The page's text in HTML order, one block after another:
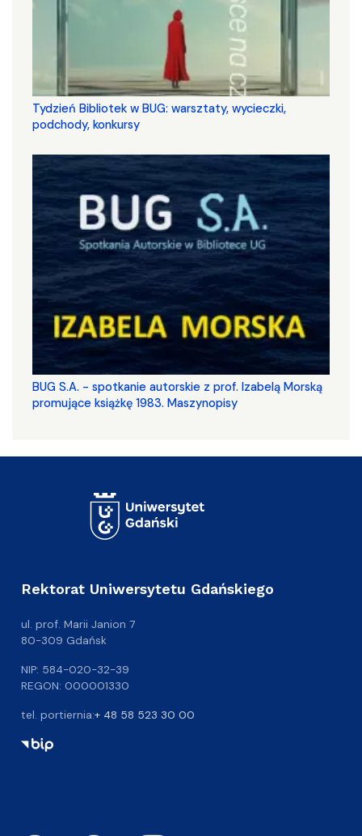
Tydzień Bibliotek w BUG: warsztaty, wycieczki,
podchody, konkursy
BUG S.A. - spotkanie autorskie z prof. Izabelą Morską
promujące książkę 1983. Maszynopisy
Rektorat Uniwersytetu Gdańskiego
ul. prof. Marii Janion 7
80-309 Gdańsk
NIP: 584-020-32-39
REGON: 000001330
tel. portiernia:+ 48 58 523 30 00